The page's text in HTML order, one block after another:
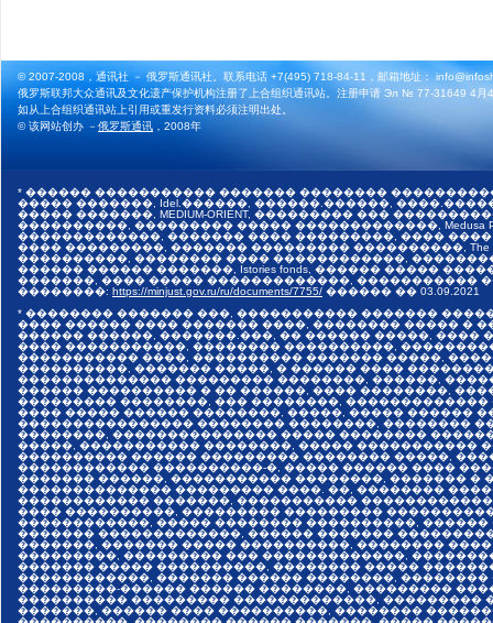
© 2007-2008，通讯社 － 俄罗斯通讯社。联系电话 +7(495) 718-84-11，邮箱地址：
俄罗斯联邦大众通讯及文化遗产保护机构注册了上合组织通讯站。注册申请 Эл № 77-31649 4月
如从上合组织通讯站上引用或重发行资料必须注明出处。
© 该网站创办 －俄罗斯通讯 ，2008年
* ������ ����������� ������� ��������
����� �������, Idel.������, ������.������,
����� �������, MEDIUM-ORIENT, ��������� ���
����������, ��������� ����� �������������, Medusa
�������������, ������� ���� ���������, ����
���� ���������, ������� ��������� ����������,
����������, �������� ���� ������������,
������ ������ �������, Istories fonds, ������ �����
�������, ���� ����� �������������, �����������
��������: https://minjust.gov.ru/ru/documents/7755/ ������ �� 03.09.2021
* �������� ������� ���, ����������� �������
���� ������ ���� ������� ����, �������� ����� �
������ ������, �������.���, �� ������ �����,
���� �����������, �������� ����������,
����������� ����, ���������� ������� �����,
����������, ������� �����, � ������ ����
�������������� ��������� ��������, ������,
������ ���������� � �� ������, ���� ��������,
��������� ��������, ��� ��������,
���� ����� ������ ��������, �����, ����� ������
���������������� �������� ��������, ��������
��������, ��������������� ����� ��������
�����, ����������� ��������, ����� �����������
���������� ������ ��������� �������� �����,
������������ ����������-�, ����� ������ ����
������� ������, ����������� ��������, �������
�������������� ��������� ����. ��, ��������
������������ �������, �����������
���� ����������, ��������� ���������
������������, ����� �������� ����������,
������� �������������, ������ �������
�������, ������� ����� ����������, ��������
���������, ��������� ��� �������������,
������� ����� ����������, �������� �����
������������, ������� ������ ��������,
���������-������ ������ ��������, ���������
���������� ��������� �������������, ���������
�������, ������ ���� ����������, ��������